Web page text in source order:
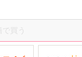
が…。ヘタレ年下ワ
買う